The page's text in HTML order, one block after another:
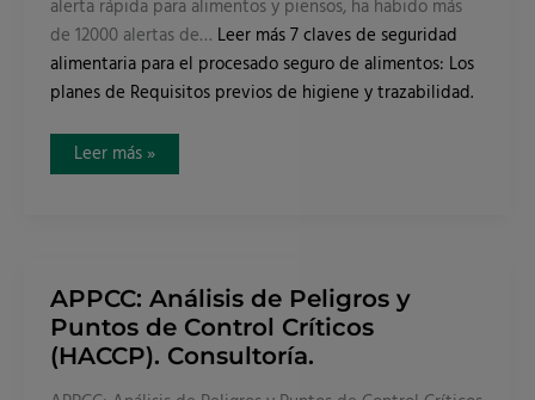
alerta rápida para alimentos y piensos, ha habido más
de 12000 alertas de… Leer más7 claves de seguridad
alimentaria para el procesado seguro de alimentos: Los
planes de Requisitos previos de higiene y trazabilidad.
Leer más »
APPCC: Análisis de Peligros y
Puntos de Control Críticos
(HACCP). Consultoría.
APPCC:
Análisis
de
Peligros
y
de